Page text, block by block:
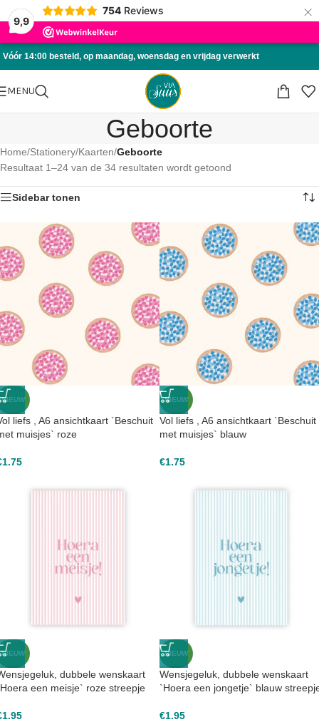
9,9
754 Reviews ×
Skip to navigation
Skip to main content
Vóór 14:00 besteld, op maandag, woensdag en vrijdag verwerkt
MENU
Geboorte
Home/Stationery/Kaarten/Geboorte
Resultaat 1–24 van de 34 resultaten wordt getoond
Sidebar tonen
NIEUW
liefs , A6 ansichtkaart `Beschuit
muisjes` roze
1.75
NIEUW
Vol liefs , A6 ansichtkaart `Beschuit
met muisjes` blauw
€1.75
NIEUW
dubbele wenskaart
een meisje` roze streepje
1.95
NIEUW
Wensjegeluk, dubbele wenskaart
`Hoera een jongetje` blauw
€1.95